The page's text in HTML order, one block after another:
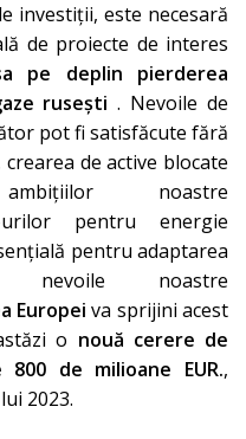
investiții, este necesară
de proiecte de interes
pe deplin pierderea
rusești . Nevoile de
pot fi satisfăcute fără
de active blocate
noastre
urilor pentru energie
pentru adaptarea
noastre
Europei va sprijini acest
o nouă cerere de
de milioane EUR.,
2023.